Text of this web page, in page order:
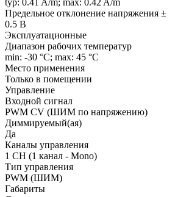
Предельное отклонение напряжения ±
0.5 В
Эксплуатационные
Диапазон рабочих температур
min: -30 °C; max: 45 °C
Место применения
Только в помещении
Управление
Входной сигнал
PWM СV (ШИМ по напряжению)
Диммируемый(ая)
Да
Каналы управления
1 CH (1 канал - Mono)
Тип управления
PWM (ШИМ)
Габариты